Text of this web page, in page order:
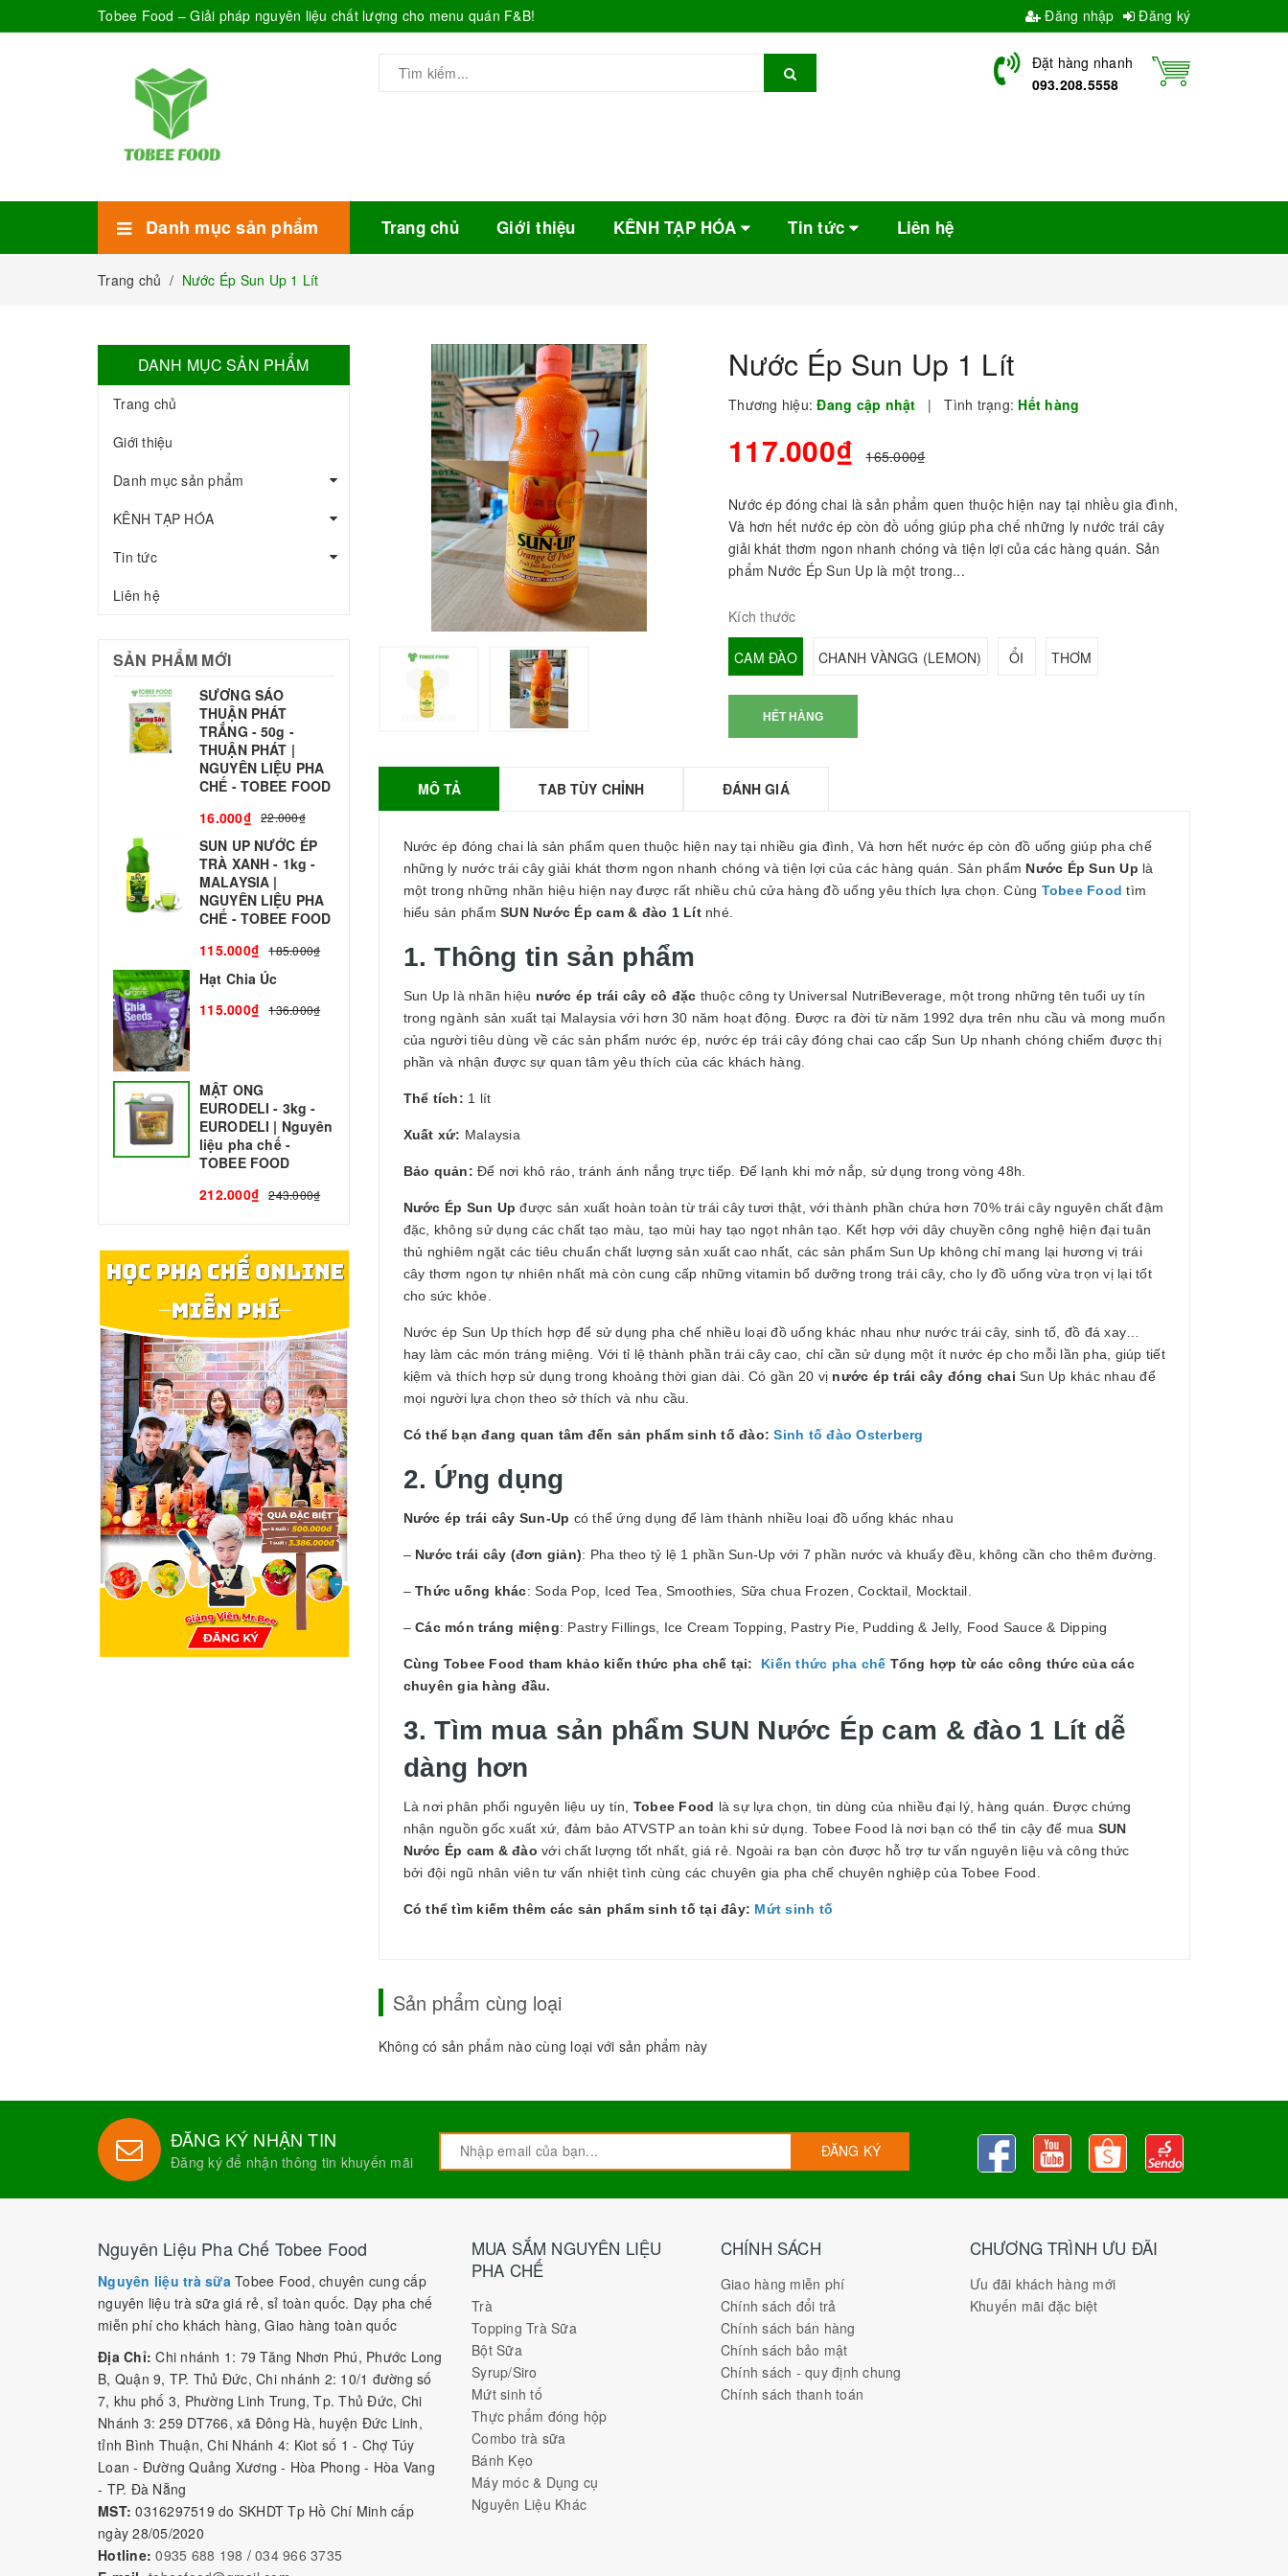
Tobee Food – Giải pháp nguyên liệu chất lượng cho menu quán F&B! Đăng nhập Đăng ký
Đặt hàng nhanh
093.208.5558
Danh mục sản phẩm Trang chủ Giới thiệu KÊNH TẠP HÓA Tin tức Liên hệ
Trang chủ / Nước Ép Sun Up 1 Lít
Nước Ép Sun Up 1 Lít
Thương hiệu: Đang cập nhật | Tình trạng: Hết hàng
117.000₫ 165.000₫
Nước ép đóng chai là sản phẩm quen thuộc hiện nay tại nhiều gia đình,
Và hơn hết nước ép còn đồ uống giúp pha chế những ly nước trái cây
giải khát thơm ngon nhanh chóng và tiện lợi của các hàng quán. Sản
phẩm Nước Ép Sun Up là một trong...
Kích thước
CAM ĐÀO CHANH VÀNGG (LEMON) ỔI THƠM
HẾT HÀNG
MÔ TẢ TAB TÙY CHỈNH ĐÁNH GIÁ
Nước ép đóng chai là sản phẩm quen thuộc hiện nay tại nhiều gia đình, Và hơn hết nước ép còn đồ uống giúp pha chế
những ly nước trái cây giải khát thơm ngon nhanh chóng và tiện lợi của các hàng quán. Sản phẩm Nước Ép Sun Up là
một trong những nhãn hiệu hiện nay được rất nhiều chủ cửa hàng đồ uống yêu thích lựa chọn. Cùng Tobee Food tìm
hiểu sản phẩm SUN Nước Ép cam & đào 1 Lítnhé.
1. Thông tin sản phẩm
Sun Up là nhãn hiệu nước ép trái cây cô đặc thuộc công ty Universal NutriBeverage, một trong những tên tuổi uy tín
trong ngành sản xuất tại Malaysia với hơn 30 năm hoạt động. Được ra đời từ năm 1992 dựa trên nhu cầu và mong muốn
của người tiêu dùng về các sản phẩm nước ép, nước ép trái cây đóng chai cao cấp Sun Up nhanh chóng chiếm được thị
phần và nhận được sự quan tâm yêu thích của các khách hàng.
Thể tích: 1 lít
Xuất xứ: Malaysia
Bảo quản: Để nơi khô ráo, tránh ánh nắng trực tiếp. Để lạnh khi mở nắp, sử dụng trong vòng 48h.
Nước Ép Sun Up được sản xuất hoàn toàn từ trái cây tươi thật, với thành phần chứa hơn 70% trái cây nguyên chất đậm
đặc, không sử dụng các chất tạo màu, tạo mùi hay tạo ngọt nhân tạo. Kết hợp với dây chuyền công nghệ hiện đại tuân
thủ nghiêm ngặt các tiêu chuẩn chất lượng sản xuất cao nhất, các sản phẩm Sun Up không chỉ mang lại hương vị trái
cây thơm ngon tự nhiên nhất mà còn cung cấp những vitamin bổ dưỡng trong trái cây, cho ly đồ uống vừa trọn vị lại tốt
cho sức khỏe.
Nước ép Sun Up thích hợp để sử dụng pha chế nhiều loại đồ uống khác nhau như nước trái cây, sinh tố, đồ đá xay…
hay làm các món tráng miệng. Với tỉ lệ thành phần trái cây cao, chỉ cần sử dụng một ít nước ép cho mỗi lần pha, giúp tiết
kiệm và thích hợp sử dụng trong khoảng thời gian dài. Có gần 20 vị nước ép trái cây đóng chai Sun Up khác nhau để
mọi người lựa chọn theo sở thích và nhu cầu.
Có thể bạn đang quan tâm đến sản phẩm sinh tố đào: Sinh tố đào Osterberg
2. Ứng dụng
Nước ép trái cây Sun-Up có thể ứng dụng để làm thành nhiều loại đồ uống khác nhau
– Nước trái cây (đơn giản): Pha theo tỷ lệ 1 phần Sun-Up với 7 phần nước và khuấy đều, không cần cho thêm đường.
– Thức uống khác: Soda Pop, Iced Tea, Smoothies, Sữa chua Frozen, Cocktail, Mocktail.
– Các món tráng miệng: Pastry Fillings, Ice Cream Topping, Pastry Pie, Pudding & Jelly, Food Sauce & Dipping
Cùng Tobee Food tham khảo kiến thức pha chế tại: Kiến thức pha chế Tổng hợp từ các công thức của các
chuyên gia hàng đầu.
3. Tìm mua sản phẩm SUN Nước Ép cam & đào 1 Lít dễ
dàng hơn
Là nơi phân phối nguyên liệu uy tín, Tobee Food là sự lựa chọn, tin dùng của nhiều đại lý, hàng quán. Được chứng
nhận nguồn gốc xuất xứ, đảm bảo ATVSTP an toàn khi sử dụng. Tobee Food là nơi bạn có thể tin cậy để mua SUN
Nước Ép cam & đào với chất lượng tốt nhất, giá rẻ. Ngoài ra bạn còn được hỗ trợ tư vấn nguyên liệu và công thức
bởi đội ngũ nhân viên tư vấn nhiệt tình cùng các chuyên gia pha chế chuyên nghiệp của Tobee Food.
Có thể tìm kiếm thêm các sản phẩm sinh tố tại đây: Mứt sinh tố
Sản phẩm cùng loại
Không có sản phẩm nào cùng loại với sản phẩm này
DANH MỤC SẢN PHẨM
Trang chủ
Giới thiệu
Danh mục sản phẩm
KÊNH TẠP HÓA
Tin tức
Liên hệ
SẢN PHẨM MỚI
SƯƠNG SÁO
THUẬN PHÁT
TRẮNG - 50g -
THUẬN PHÁT |
NGUYÊN LIỆU PHA
CHẾ - TOBEE FOOD
16.000₫ 22.000₫
SUN UP NƯỚC ÉP
TRÀ XANH - 1kg -
MALAYSIA |
NGUYÊN LIỆU PHA
CHẾ - TOBEE FOOD
115.000₫
185.000₫
Hạt Chia Úc
115.000₫
136.000₫
MẬT ONG
EURODELI - 3kg -
EURODELI | Nguyên
liệu pha chế -
TOBEE FOOD
212.000₫
243.000₫
BỘT SỮA TOBEE
THANH VỊ - 300g -
TOBEE FOOD | Bột
TOBEE FOOD
30.000₫
BIỆT 50G - ROYAL I
NGUYÊN LIỆU PHA
CHẾ - TOBEE FOOD
12.000₫ 25.000₫
ĐĂNG KÝ NHẬN TIN
Đăng ký để nhận thông tin khuyến mãi
ĐĂNG KÝ
Nguyên Liệu Pha Chế Tobee Food
Nguyên liệu trà sữa Tobee Food, chuyên cung cấp
nguyên liệu trà sữa giá rẻ, sỉ toàn quốc. Dạy pha chế
miễn phí cho khách hàng, Giao hàng toàn quốc
Địa Chỉ: Chi nhánh 1: 79 Tăng Nhơn Phú, Phước Long
B, Quận 9, TP. Thủ Đức, Chi nhánh 2: 10/1 đường số
7, khu phố 3, Phường Linh Trung, Tp. Thủ Đức, Chi
Nhánh 3: 259 DT766, xã Đông Hà, huyện Đức Linh,
tỉnh Bình Thuận, Chi Nhánh 4: Kiot số 1 - Chợ Túy
Loan - Đường Quảng Xương - Hòa Phong - Hòa Vang
- TP. Đà Nẵng
MST: 0316297519 do SKHDT Tp Hồ Chí Minh cấp
ngày 28/05/2020
Hotline: 0935 688 198 / 034 966 3735
MUA SẮM NGUYÊN LIỆU
PHA CHẾ
Trà
Topping Trà Sữa
Bột Sữa
Syrup/Siro
Mứt sinh tố
Thực phẩm đóng hộp
Combo trà sữa
Bánh Kẹo
Máy móc & Dụng cụ
Nguyên Liệu Khác
CHÍNH SÁCH
Giao hàng miễn phí
Chính sách đổi trả
Chính sách bán hàng
Chính sách bảo mật
Chính sách - quy định chung
Chính sách thanh toán
CHƯƠNG TRÌNH ƯU ĐÃI
Ưu đãi khách hàng mới
Khuyến mãi đặc biệt